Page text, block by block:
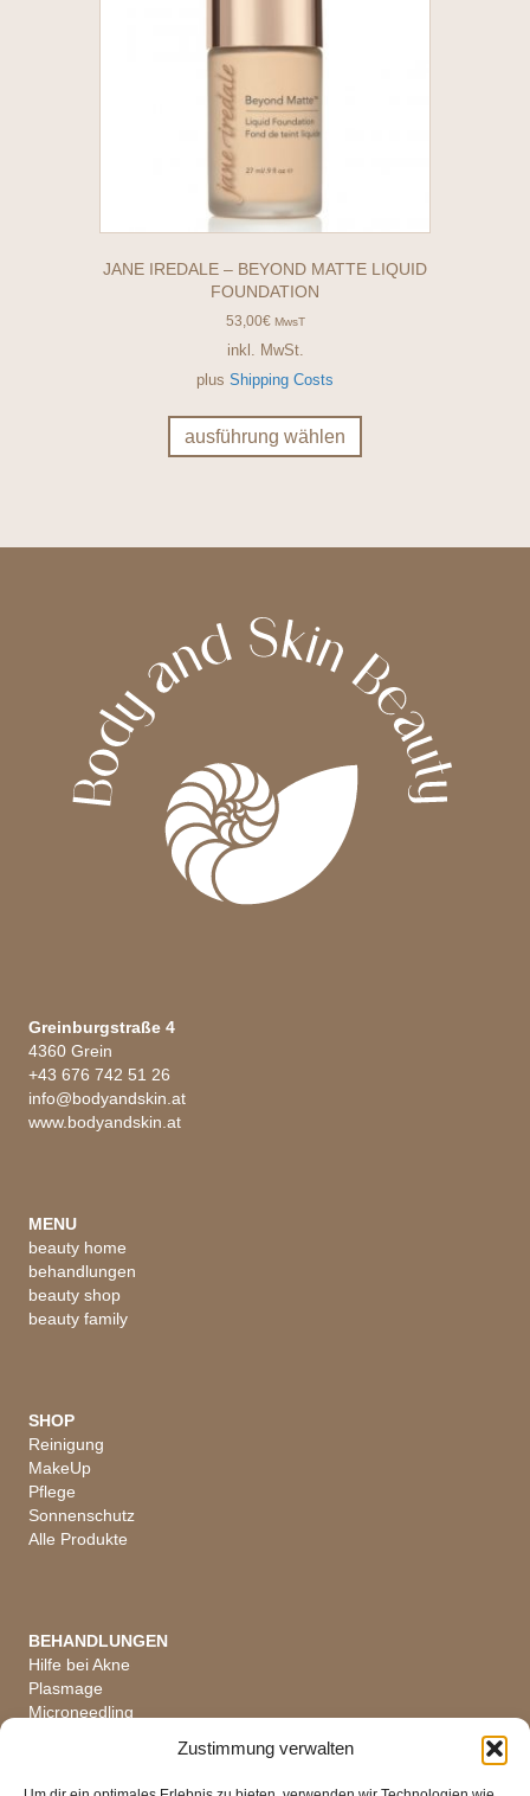
Zustimmung verwalten
JANE IREDALE – BEYOND MATTE LIQUID
FOUNDATION
53,00€ MwsT
inkl. MwSt.
plus Shipping Costs
ausführung wählen
weist
Die
Produktseite
gewählt
werden
Greinburgstraße 4
4360 Grein
+43 676 742 51 26
info@bodyandskin.at
www.bodyandskin.at
MENU
beauty home
behandlungen
beauty shop
beauty family
SHOP
Reinigung
MakeUp
Pflege
Sonnenschutz
Alle Produkte
BEHANDLUNGEN
Hilfe bei Akne
Plasmage
Microneedling